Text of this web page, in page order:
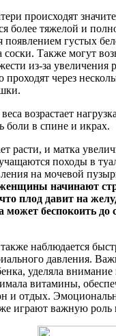
происходят
более тяжелой и
появлением густых
Также могут
из-за увеличения
проходят через
возрастает
боли в спине и икрах.
расти, и матка
походы в
на мочевой
начинают
плод давит на
может беспокоить до
наблюдается
давления.
уделяла
витамины,
и отдых.
играют важную роль